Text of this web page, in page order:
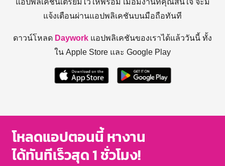
แอปพลิเคชันเตรียมไว้ให้พร้อม เมื่อมีงานที่คุณสนใจ จะมี
แจ้งเตือนผ่านแอปพลิเคชันบนมือถือทันที
ดาวน์โหลด Daywork แอปพลิเคชันของเราได้แล้ววันนี้ ทั้ง
ใน Apple Store และ Google Play
โหลดแอปตอนนี้ หางาน
ได้ทันทีเร็วสุด 1 ชั่วโมง!